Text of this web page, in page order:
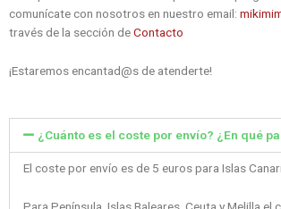
comunícate con nosotros en nuestro email:
través de la sección deContacto
¡Estaremos encantad@s de atenderte!
¿Cuánto es el coste por envío? ¿En qué
El coste por envío es de 5 euros para Islas
Para Península, Islas Baleares, Ceuta y Melilla el